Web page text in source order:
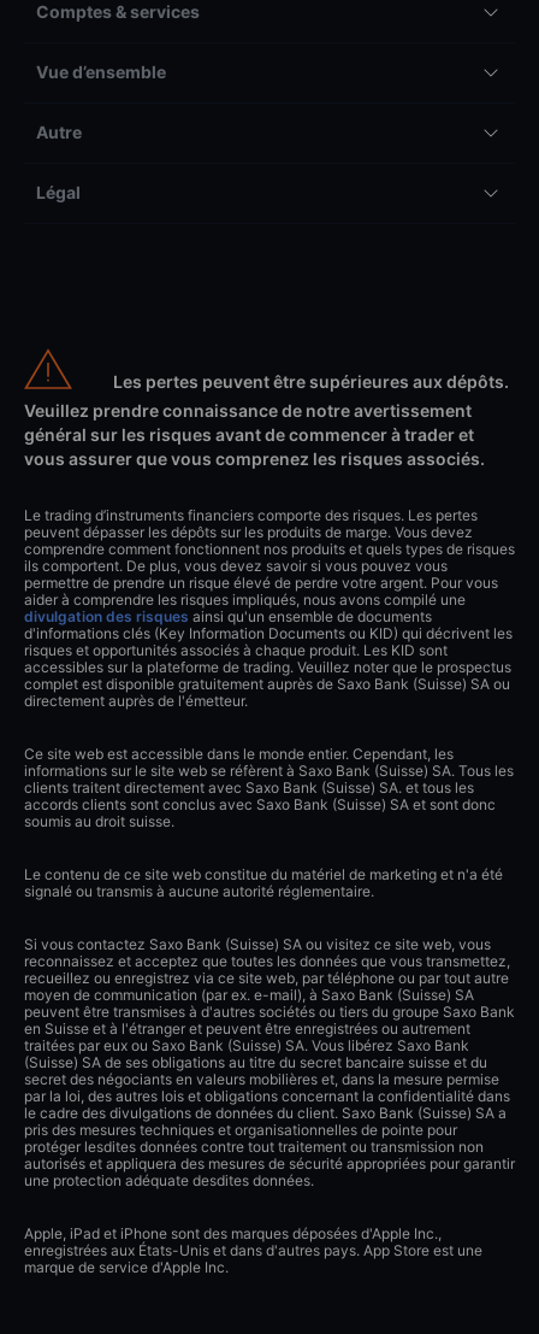
Comptes & services
Vue d’ensemble
Autre
Légal
Les pertes peuvent être supérieures aux dépôts.
Veuillez prendre connaissance de notre avertissement
général sur les risques avant de commencer à trader et
vous assurer que vous comprenez les risques associés.
Le trading d’instruments financiers comporte des risques. Les pertes
peuvent dépasser les dépôts sur les produits de marge. Vous devez
comprendre comment fonctionnent nos produits et quels types de risques
ils comportent. De plus, vous devez savoir si vous pouvez vous
permettre de prendre un risque élevé de perdre votre argent. Pour vous
aider à comprendre les risques impliqués, nous avons compilé une
divulgation des risques ainsi qu'un ensemble de documents
d'informations clés (Key Information Documents ou KID) qui décrivent les
risques et opportunités associés à chaque produit. Les KID sont
accessibles sur la plateforme de trading. Veuillez noter que le prospectus
complet est disponible gratuitement auprès de Saxo Bank (Suisse) SA ou
directement auprès de l'émetteur.
Ce site web est accessible dans le monde entier. Cependant, les
informations sur le site web se réfèrent à Saxo Bank (Suisse) SA. Tous les
clients traitent directement avec Saxo Bank (Suisse) SA. et tous les
accords clients sont conclus avec Saxo Bank (Suisse) SA et sont donc
soumis au droit suisse.
Le contenu de ce site web constitue du matériel de marketing et n'a été
signalé ou transmis à aucune autorité réglementaire.
Si vous contactez Saxo Bank (Suisse) SA ou visitez ce site web, vous
reconnaissez et acceptez que toutes les données que vous transmettez,
recueillez ou enregistrez via ce site web, par téléphone ou par tout autre
moyen de communication (par ex. e-mail), à Saxo Bank (Suisse) SA
peuvent être transmises à d'autres sociétés ou tiers du groupe Saxo Bank
en Suisse et à l'étranger et peuvent être enregistrées ou autrement
traitées par eux ou Saxo Bank (Suisse) SA. Vous libérez Saxo Bank
(Suisse) SA de ses obligations au titre du secret bancaire suisse et du
secret des négociants en valeurs mobilières et, dans la mesure permise
par la loi, des autres lois et obligations concernant la confidentialité dans
le cadre des divulgations de données du client. Saxo Bank (Suisse) SA a
pris des mesures techniques et organisationnelles de pointe pour
protéger lesdites données contre tout traitement ou transmission non
autorisés et appliquera des mesures de sécurité appropriées pour garantir
une protection adéquate desdites données.
Apple, iPad et iPhone sont des marques déposées d'Apple Inc.,
enregistrées aux États-Unis et dans d'autres pays. App Store est une
marque de service d'Apple Inc.